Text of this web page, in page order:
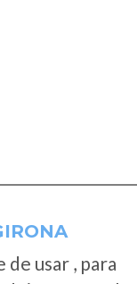
de usar , para